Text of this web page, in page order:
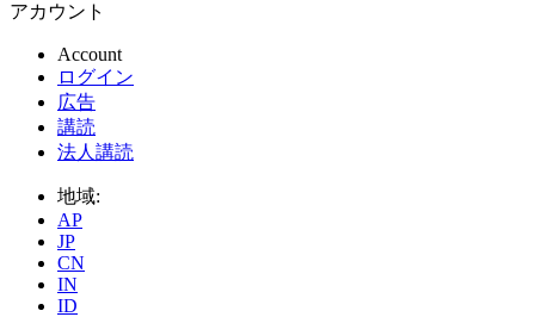
アカウント
Account
ログイン
広告
講読
法人講読
地域:
AP
JP
CN
IN
ID